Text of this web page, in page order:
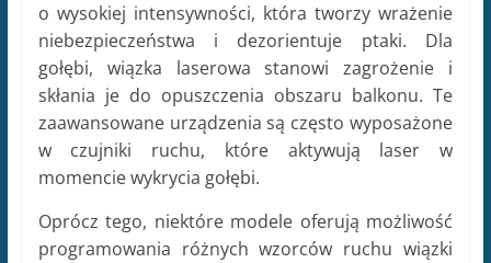
o wysokiej intensywności, która tworzy wrażenie
niebezpieczeństwa i dezorientuje ptaki. Dla
gołębi, wiązka laserowa stanowi zagrożenie i
skłania je do opuszczenia obszaru balkonu. Te
zaawansowane urządzenia są często wyposażone
w czujniki ruchu, które aktywują laser w
momencie wykrycia gołębi.
Oprócz tego, niektóre modele oferują możliwość
programowania różnych wzorców ruchu wiązki